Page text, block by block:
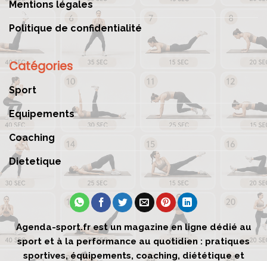
Mentions légales
Politique de confidentialité
Catégories
Sport
Equipements
Coaching
Dietetique
Agenda-sport.fr est un magazine en ligne dédié au
sport et à la performance au quotidien : pratiques
sportives, équipements, coaching, diététique et